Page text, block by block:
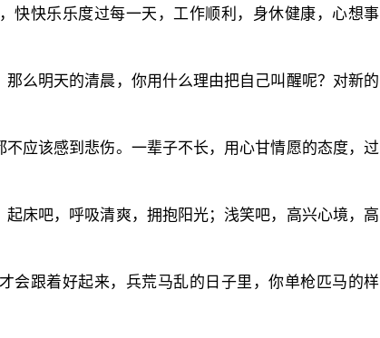
快快乐乐度过每一天，工作顺利，身休健康，心想事
那么明天的清晨，你用什么理由把自己叫醒呢？对新的
不应该感到悲伤。一辈子不长，用心甘情愿的态度，过
起床吧，呼吸清爽，拥抱阳光；浅笑吧，高兴心境，高
会跟着好起来，兵荒马乱的日子里，你单枪匹马的样